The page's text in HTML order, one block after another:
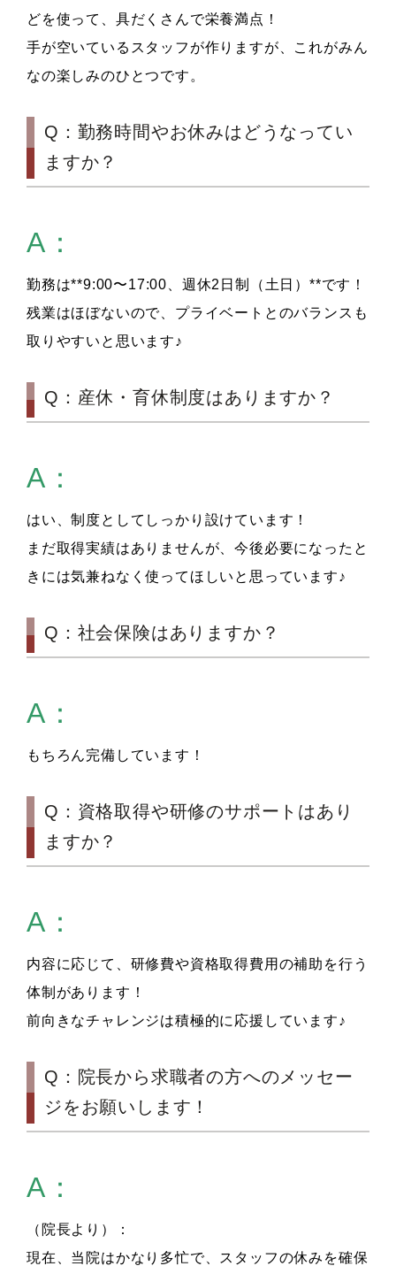
どを使って、具だくさんで栄養満点！
手が空いているスタッフが作りますが、これがみん
なの楽しみのひとつです。
Q：勤務時間やお休みはどうなってい
ますか？
A：
勤務は**9:00〜17:00、週休2日制（土日）**です！
残業はほぼないので、プライベートとのバランスも
取りやすいと思います♪
Q：産休・育休制度はありますか？
A：
はい、制度としてしっかり設けています！
まだ取得実績はありませんが、今後必要になったと
きには気兼ねなく使ってほしいと思っています♪
Q：社会保険はありますか？
A：
もちろん完備しています！
Q：資格取得や研修のサポートはあり
ますか？
A：
内容に応じて、研修費や資格取得費用の補助を行う
体制があります！
前向きなチャレンジは積極的に応援しています♪
Q：院長から求職者の方へのメッセー
ジをお願いします！
A：
（院長より）：
現在、当院はかなり多忙で、スタッフの休みを確保